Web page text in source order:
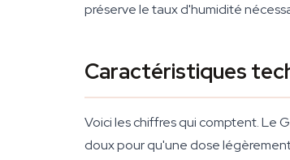
préserve le taux d'humidité
Caractéristiques
Voici les chiffres qui comptent. Le
doux pour qu'une dose